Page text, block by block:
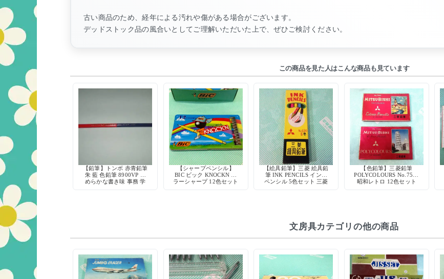
古い商品のため、経年による汚れや傷がある場合がございます。
デッドストック品の風合いとしてご理解いただいた上で、ぜひご検討ください。
この商品を見た人はこんな商品も見ています
【鉛筆】トンボ 赤青鉛筆
朱 藍 色鉛筆 8900VP な
めらかな書き味 事務 学
【シャープペンシル】
BIC ビック KNOCKN カ
ラーシャープ 12色セット
【絵具鉛筆】三菱 絵具鉛
筆 INK PENCILS インク
ペンシル 5色セット 三菱
【色鉛筆】三菱鉛筆
POLYCOLOURS No.7500
昭和レトロ 12色セット
文房具カテゴリの他の商品